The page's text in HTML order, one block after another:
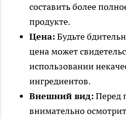
составить более
продукте.
Цена: Будьте
цена может
использовании
ингредиентов.
Внешний вид: Перед
внимательно